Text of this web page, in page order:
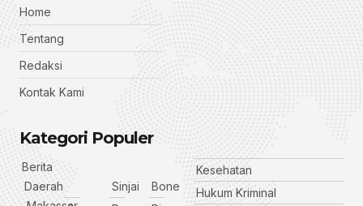
Home
Tentang
Redaksi
Kontak Kami
Kategori Populer
Berita
Daerah
Sinjai
Bone
Kesehatan
Hukum Kriminal